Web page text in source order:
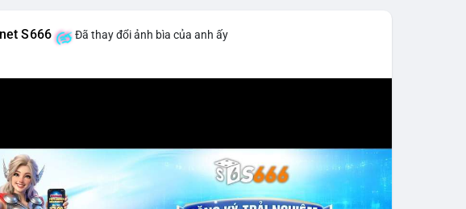
S666 Đã thay đổi ảnh bìa của anh ấy